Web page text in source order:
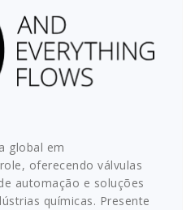
global em
oferecendo válvulas
automação e soluções
químicas. Presente